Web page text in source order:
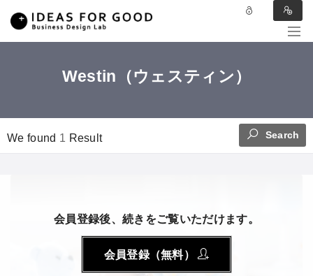
Westin（ウェスティン）
We found 1 Result Search
会員登録後、続きをご覧いただけます。
会員登録（無料）